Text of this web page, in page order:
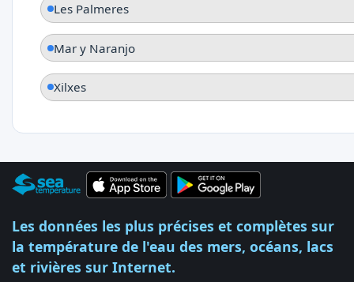
Les Palmeres
Mar y Naranjo
Xilxes
Les données les plus précises et complètes sur
la température de l'eau des mers, océans, lacs
et rivières sur Internet.